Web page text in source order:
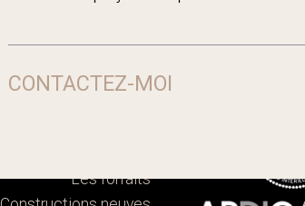
CONTACTEZ-MOI
Les forfaits